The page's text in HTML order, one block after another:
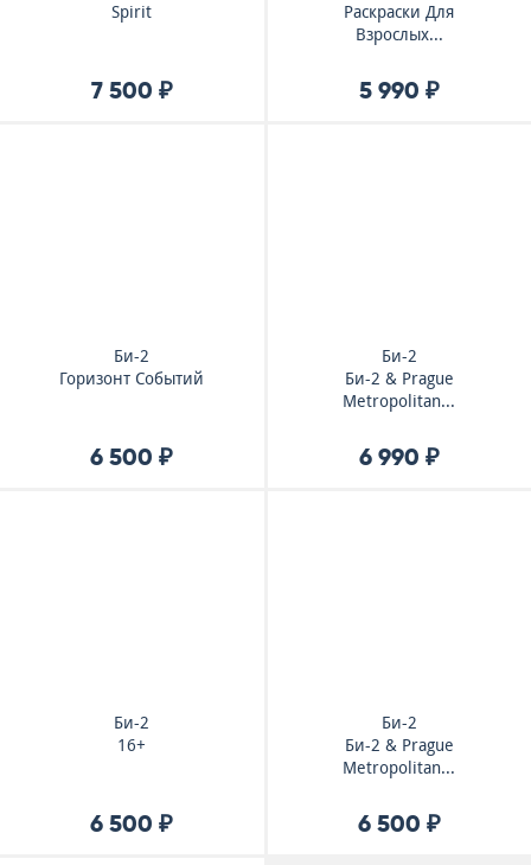
Spirit
7 500 ₽
Раскраски Для
Взрослых...
5 990 ₽
Би-2
Горизонт Событий
6 500 ₽
Би-2
Би-2 & Prague
Metropolitan...
6 990 ₽
Би-2
16+
6 500 ₽
Би-2
Би-2 & Prague
Metropolitan...
6 500 ₽